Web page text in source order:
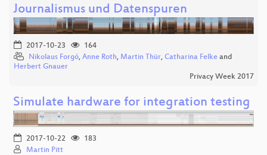
Journalismus und Datenspuren
2017-10-23
164
Nikolaus Forgó, Anne Roth, Martin Thür, Catharina Felke and
Herbert Gnauer
Privacy Week 2017
Simulate hardware for integration testing
2017-10-22
183
Martin Pitt